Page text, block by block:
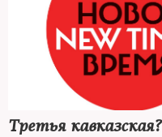
Третья кавказская?